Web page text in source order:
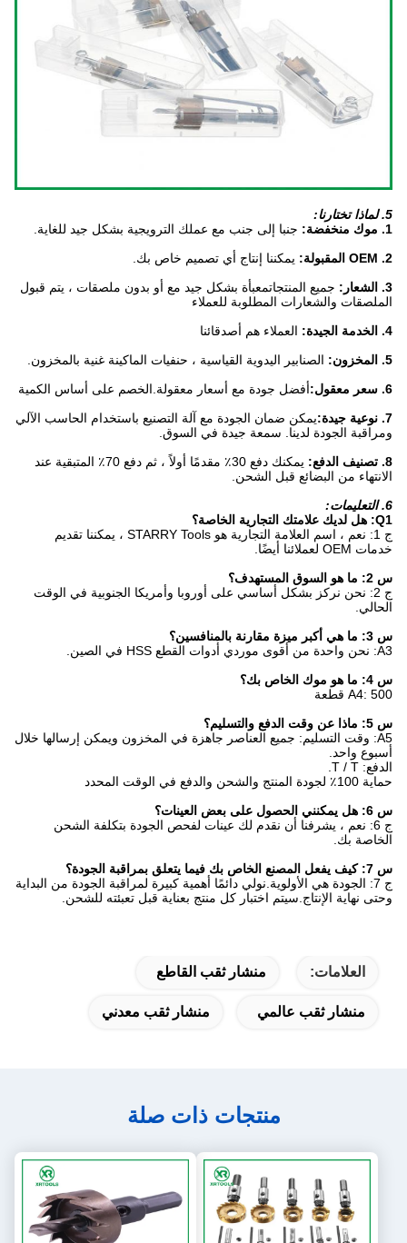
5. لماذا تختارنا:
1. موك منخفضة:
جنبا إلى جنب مع عملك الترويجية بشكل جيد للغاية.
2. OEM المقبولة:
يمكننا إنتاج أي تصميم خاص بك.
3. الشعار:
جميع المنتجاتمعبأة بشكل جيد مع أو بدون ملصقات ، يتم قبول
الملصقات والشعارات المطلوبة للعملاء
4. الخدمة الجيدة:
العملاء هم أصدقائنا
5. المخزون:
الصنابير اليدوية القياسية ، حنفيات الماكينة غنية بالمخزون.
6. سعر معقول:
أفضل جودة مع أسعار معقولة.الخصم على أساس الكمية
7. نوعية جيدة:
يمكن ضمان الجودة مع آلة التصنيع باستخدام الحاسب الآلي
ومراقبة الجودة لدينا. سمعة جيدة في السوق.
8. تصنيف الدفع:
يمكنك دفع 30٪ مقدمًا أولاً ، ثم دفع 70٪ المتبقية عند
الانتهاء من البضائع قبل الشحن.
6. التعليمات:
Q1: هل لديك علامتك التجارية الخاصة؟
ج 1: نعم ، اسم العلامة التجارية هو STARRY Tools ، يمكننا تقديم
خدمات OEM لعملائنا أيضًا.
س 2: ما هو السوق المستهدف؟
ج 2: نحن نركز بشكل أساسي على أوروبا وأمريكا الجنوبية في الوقت
الحالي.
س 3: ما هي أكبر ميزة مقارنة بالمنافسين؟
A3: نحن واحدة من أقوى موردي أدوات القطع HSS في الصين.
س 4: ما هو موك الخاص بك؟
A4: 500 قطعة
س 5: ماذا عن وقت الدفع والتسليم؟
A5: وقت التسليم: جميع العناصر جاهزة في المخزون ويمكن إرسالها خلال
أسبوع واحد.
الدفع: T / T.
حماية 100٪ لجودة المنتج والشحن والدفع في الوقت المحدد
س 6: هل يمكنني الحصول على بعض العينات؟
ج 6: نعم ، يشرفنا أن نقدم لك عينات لفحص الجودة بتكلفة الشحن
الخاصة بك.
س 7: كيف يفعل المصنع الخاص بك فيما يتعلق بمراقبة الجودة؟
ج 7: الجودة هي الأولوية.نولي دائمًا أهمية كبيرة لمراقبة الجودة من البداية
وحتى نهاية الإنتاج.سيتم اختبار كل منتج بعناية قبل تعبئته للشحن.
العلامات: منشار ثقب القاطع
منشار ثقب عالمي منشار ثقب معدني
منتجات ذات صلة